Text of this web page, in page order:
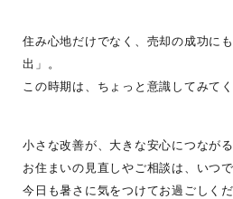
住み心地だけでなく、売却の成功に
出」。
この時期は、ちょっと意識してみてく
小さな改善が、大きな安心につなが
お住まいの見直しやご相談は、いつ
今日も暑さに気をつけてお過ごしくだ